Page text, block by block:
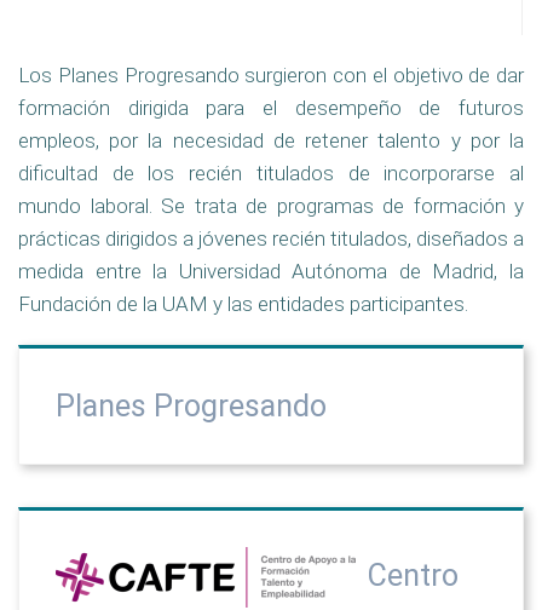
Los Planes Progresando surgieron con el objetivo de dar
formación dirigida para el desempeño de futuros
empleos, por la necesidad de retener talento y por la
dificultad de los recién titulados de incorporarse al
mundo laboral. Se trata de programas de formación y
prácticas dirigidos a jóvenes recién titulados, diseñados a
medida entre la Universidad Autónoma de Madrid, la
Fundación de la UAM y las entidades participantes.
Planes Progresando
Centro